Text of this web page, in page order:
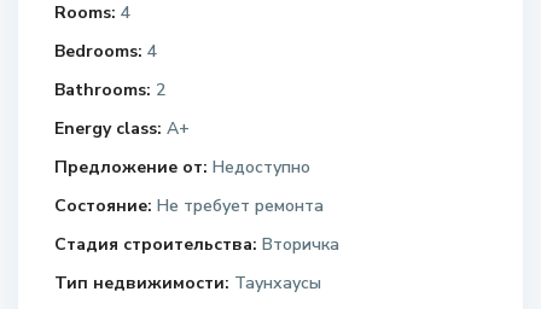
Rooms: 4
Bedrooms: 4
Bathrooms: 2
Energy class: A+
Предложение от: Недоступно
Состояние: Не требует ремонта
Стадия строительства: Вторичка
Тип недвижимости: Таунхаусы